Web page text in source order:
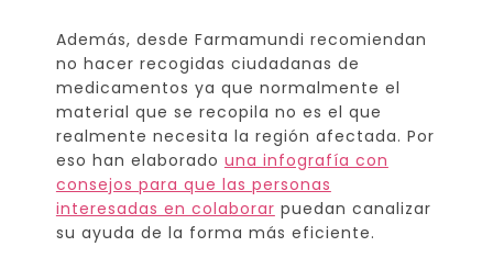
Además, desde Farmamundi recomiendan
no hacer recogidas ciudadanas de
medicamentos ya que normalmente el
material que se recopila no es el que
realmente necesita la región afectada. Por
eso han elaborado una infografía con
consejos para que las personas
interesadas en colaborar puedan canalizar
su ayuda de la forma más eficiente.